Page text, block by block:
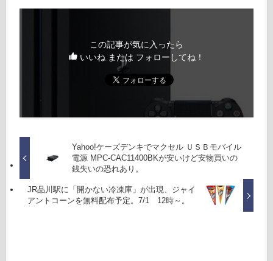
この記事が気に入ったら
いいね または フォローしてね！
Yahoo!ケーズデンキでマクセル ＵＳＢモバイル
電源 MPC-CAC11400BKが安いけど安物買いの
銭失いの恐れあり。
JR品川駅に「開かない冷凍庫」が出現、ジャイ
アントコーンを無料配布予定。7/1 12時～。